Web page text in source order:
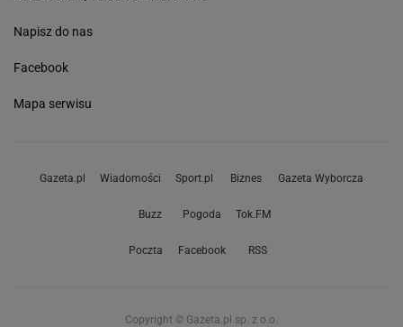
Napisz do nas
Facebook
Mapa serwisu
Gazeta.pl Wiadomości Sport.pl Biznes Gazeta Wyborcza
Buzz Pogoda Tok.FM
Poczta Facebook RSS
Copyright © Gazeta.pl sp. z o.o.